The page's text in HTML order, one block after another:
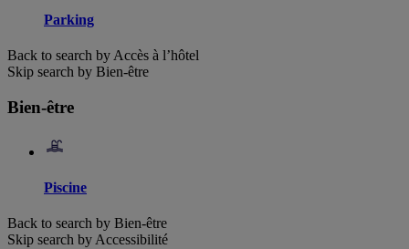
Parking
Back to search by Accès à l’hôtel
Skip search by Bien-être
Bien-être
Piscine
Back to search by Bien-être
Skip search by Accessibilité